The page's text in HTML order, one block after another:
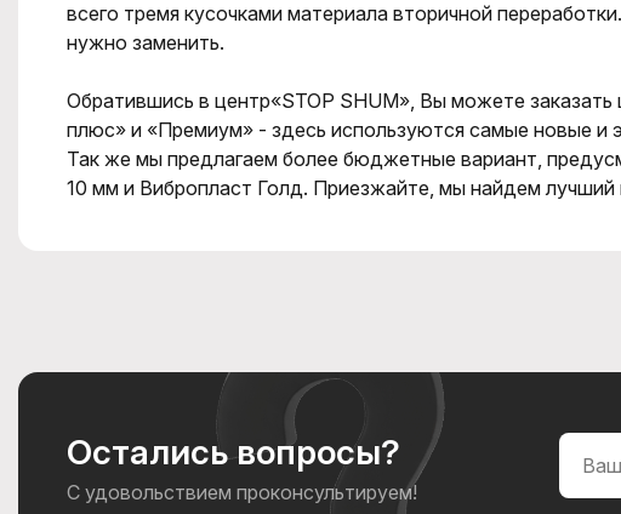
всего тремя кусочками материала вторичной
нужно заменить.
Обратившись в центр«STOP SHUM», Вы можете
плюс» и «Премиум» - здесь используются самые новые и
Так же мы предлагаем более бюджетные вариант,
10 мм и Вибропласт Голд. Приезжайте, мы найдем лучший
Остались вопросы?
С удовольствием проконсультируем!